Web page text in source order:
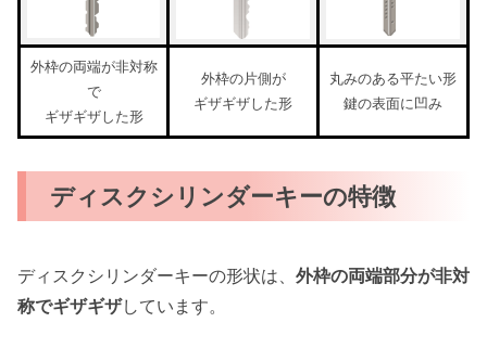
外枠の両端が非対称
で
ギザギザした形
外枠の片側が
ギザギザした形
丸みのある平たい形
鍵の表面に凹み
ディスクシリンダーキーの特徴
ディスクシリンダーキーの形状は、 外枠の両端部分が非対
称でギザギザしています。